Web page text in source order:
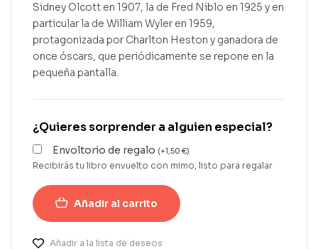
Sidney Olcott en 1907, la de Fred Niblo en 1925 y en
particular la de William Wyler en 1959,
protagonizada por Charlton Heston y ganadora de
once óscars, que periódicamente se repone en la
pequeña pantalla.
¿Quieres sorprender a alguien especial?
Envoltorio de regalo (+1,50 €)
Recibirás tu libro envuelto con mimo, listo para regalar
Añadir al carrito
Añadir a la lista de deseos